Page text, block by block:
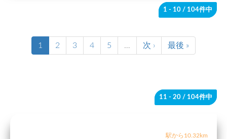
1 - 10 / 104件中
1 2 3 4 5 … 次 › 最後 »
11 - 20 / 104件中
駅から10.32km